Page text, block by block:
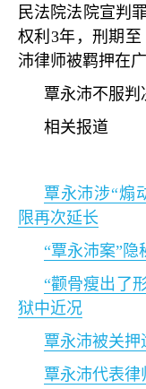
民法院法院宣判
权利 3年，刑期至
沛律师被羁押在
覃永沛不服判
相关报道
覃永沛涉“煽
限再次延长
“覃永沛案” 隐
“颧骨瘦出了
狱中近况
覃永沛被关押
覃永沛代表律